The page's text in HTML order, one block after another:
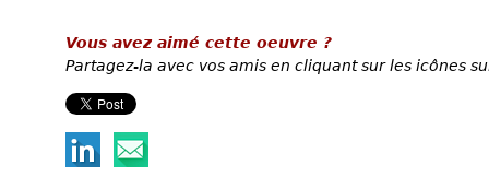
Vous avez aimé cette oeuvre ?
Partagez-la avec vos amis en cliquant sur les icônes